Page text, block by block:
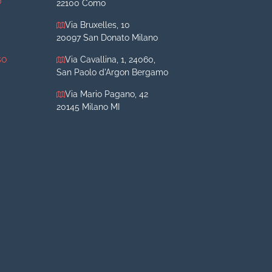
22100 Como
Via Bruxelles, 10
20097 San Donato Milano
Via Cavallina, 1, 24060,
San Paolo d'Argon Bergamo
Via Mario Pagano, 42
20145 Milano MI